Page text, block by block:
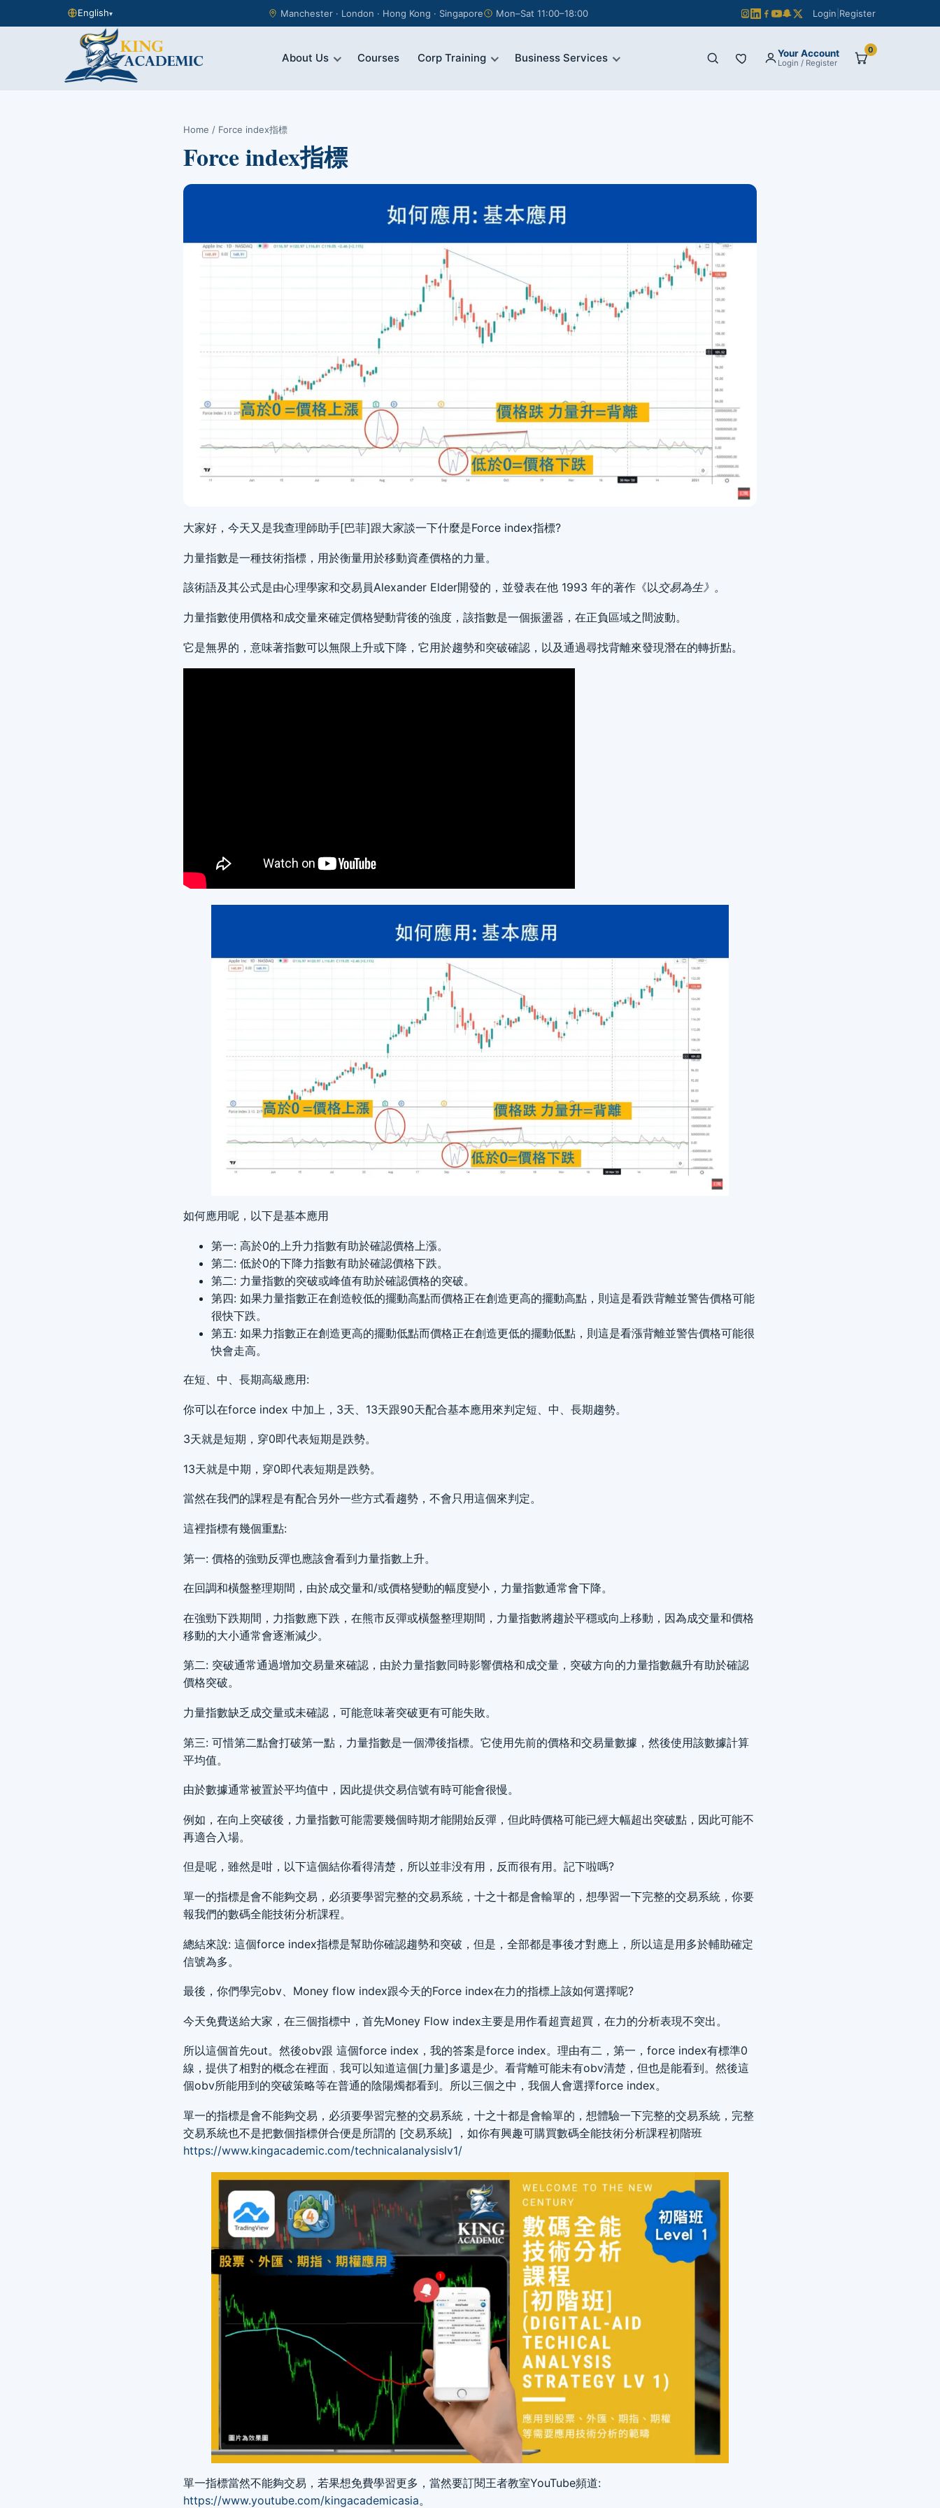
English▾ Manchester · London · Hong Kong · Singapore Mon–Sat 11:00–18:00 Login Register
About Us Courses Corp Training Business Services Your Account
Login / Register
0
Home / Force index指標
Force index指標
大家好，今天又是我查理師助手[巴菲]跟大家談一下什麼是Force index指標?
力量指數是一種技術指標，用於衡量用於移動資產價格的力量。
該術語及其公式是由心理學家和交易員Alexander Elder開發的，並發表在他 1993 年的著作《以交易為生》。
力量指數使用價格和成交量來確定價格變動背後的強度，該指數是一個振盪器，在正負區域之間波動。
它是無界的，意味著指數可以無限上升或下降，它用於趨勢和突破確認，以及通過尋找背離來發現潛在的轉折點。
如何應用呢，以下是基本應用
第一: 高於0的上升力指數有助於確認價格上漲。
第二: 低於0的下降力指數有助於確認價格下跌。
第二: 力量指數的突破或峰值有助於確認價格的突破。
第四: 如果力量指數正在創造較低的擺動高點而價格正在創造更高的擺動高點，則這是看跌背離並警告價格可能
很快下跌。
第五: 如果力指數正在創造更高的擺動低點而價格正在創造更低的擺動低點，則這是看漲背離並警告價格可能很
快會走高。
在短、中、長期高級應用:
你可以在force index 中加上，3天、13天跟90天配合基本應用來判定短、中、長期趨勢。
3天就是短期，穿0即代表短期是跌勢。
13天就是中期，穿0即代表短期是跌勢。
當然在我們的課程是有配合另外一些方式看趨勢，不會只用這個來判定。
這裡指標有幾個重點:
第一: 價格的強勁反彈也應該會看到力量指數上升。
在回調和橫盤整理期間，由於成交量和/或價格變動的幅度變小，力量指數通常會下降。
在強勁下跌期間，力指數應下跌，在熊市反彈或橫盤整理期間，力量指數將趨於平穩或向上移動，因為成交量和價格
移動的大小通常會逐漸減少。
第二: 突破通常通過增加交易量來確認，由於力量指數同時影響價格和成交量，突破方向的力量指數飆升有助於確認
價格突破。
力量指數缺乏成交量或未確認，可能意味著突破更有可能失敗。
第三: 可惜第二點會打破第一點，力量指數是一個滯後指標。它使用先前的價格和交易量數據，然後使用該數據計算
平均值。
由於數據通常被置於平均值中，因此提供交易信號有時可能會很慢。
例如，在向上突破後，力量指數可能需要幾個時期才能開始反彈，但此時價格可能已經大幅超出突破點，因此可能不
再適合入場。
但是呢，雖然是咁，以下這個結你看得清楚，所以並非没有用，反而很有用。記下啦嗎?
單一的指標是會不能夠交易，必須要學習完整的交易系統，十之十都是會輸單的，想學習一下完整的交易系統，你要
報我們的數碼全能技術分析課程。
總結來說: 這個force index指標是幫助你確認趨勢和突破，但是，全部都是事後才對應上，所以這是用多於輔助確定
信號為多。
最後，你們學完obv、Money flow index跟今天的Force index在力的指標上該如何選擇呢?
今天免費送給大家，在三個指標中，首先Money Flow index主要是用作看超賣超買，在力的分析表現不突出。
所以這個首先out。然後obv跟 這個force index，我的答案是force index。理由有二，第一，force index有標準0
線，提供了相對的概念在裡面﹐我可以知道這個[力量]多還是少。看背離可能未有obv清楚，但也是能看到。然後這
個obv所能用到的突破策略等在普通的陰陽燭都看到。所以三個之中，我個人會選擇force index。
單一的指標是會不能夠交易，必須要學習完整的交易系統，十之十都是會輸單的，想體驗一下完整的交易系統，完整
交易系統也不是把數個指標併合便是所謂的 [交易系統] ，如你有興趣可購買數碼全能技術分析課程初階班
https://www.kingacademic.com/technicalanalysislv1/
單一指標當然不能夠交易，若果想免費學習更多，當然要訂閱王者教室YouTube頻道:
https://www.youtube.com/kingacademicasia。